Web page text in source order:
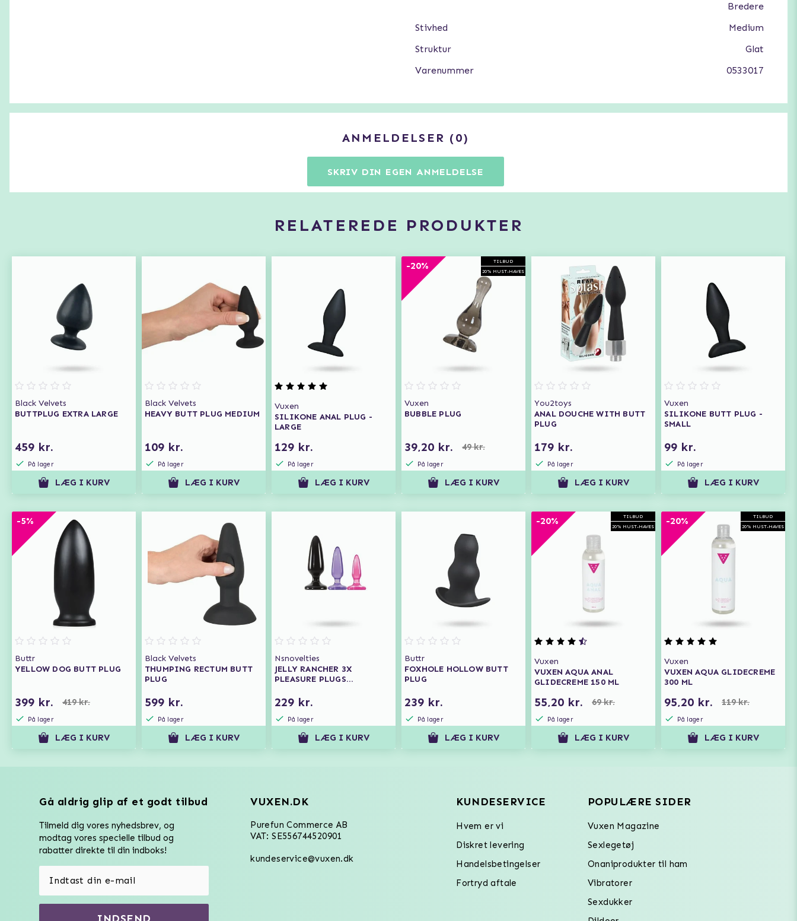
Bredere
Stivhed
Medium
Struktur
Glat
Varenummer
0533017
ANMELDELSER 0
SKRIV DIN EGEN ANMELDELSE
RELATEREDE PRODUKTER
Black Velvets
BUTTPLUG EXTRA LARGE
459 kr.
På lager
LÆG I KURV
Black Velvets
HEAVY BUTT PLUG MEDIUM
109 kr.
På lager
LÆG I KURV
Vuxen
SILIKONE ANAL PLUG -
LARGE
129 kr.
På lager
LÆG I KURV
TILBUD
20% MUST-HAVES
-20%
Vuxen
BUBBLE PLUG
39,20 kr. 49 kr.
På lager
LÆG I KURV
You2toys
ANAL DOUCHE WITH BUTT
PLUG
179 kr.
På lager
LÆG I KURV
Vuxen
SILIKONE BUTT PLUG -
SMALL
99 kr.
På lager
LÆG I KURV
-5%
Buttr
YELLOW DOG BUTT PLUG
399 kr. 419 kr.
På lager
LÆG I KURV
Black Velvets
THUMPING RECTUM BUTT
PLUG
599 kr.
På lager
LÆG I KURV
Nsnovelties
JELLY RANCHER 3X
PLEASURE PLUGS
229 kr.
På lager
LÆG I KURV
Buttr
FOXHOLE HOLLOW BUTT
PLUG
239 kr.
På lager
LÆG I KURV
TILBUD
20% MUST-HAVES
-20%
Vuxen
VUXEN AQUA ANAL
GLIDECREME 150 ML
55,20 kr. 69 kr.
På lager
LÆG I KURV
TILBUD
20% MUST-HAVES
-20%
Vuxen
VUXEN AQUA GLIDECREME
300 ML
95,20 kr. 119 kr.
På lager
LÆG I KURV
Gå aldrig glip af et godt tilbud
Tilmeld dig vores nyhedsbrev, og
modtag vores specielle tilbud og
rabatter direkte til din indboks!
VUXEN.DK
Purefun Commerce AB
VAT: SE556744520901
kundeservice@vuxen.dk
KUNDESERVICE
Hvem er vi
Diskret levering
Handelsbetingelser
Fortryd aftale
POPULÆRE SIDER
Vuxen Magazine
Sexlegetøj
Onaniprodukter til ham
Vibratorer
Sexdukker